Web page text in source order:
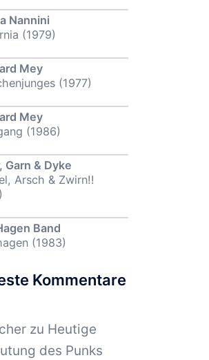
Nannini
(1979)
Mey
(1977)
Mey
(1986)
Garn & Dyke
Arsch & Zwirn!!
Band
(1983)
Kommentare
zu Heutige
des Punks